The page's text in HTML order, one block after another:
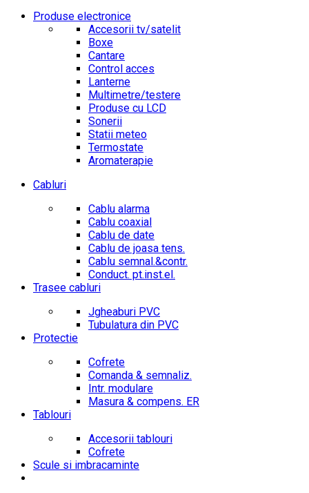
Produse electronice
Accesorii tv/satelit
Boxe
Cantare
Control acces
Lanterne
Multimetre/testere
Produse cu LCD
Sonerii
Statii meteo
Termostate
Aromaterapie
Cabluri
Cablu alarma
Cablu coaxial
Cablu de date
Cablu de joasa tens.
Cablu semnal.&contr.
Conduct. pt.inst.el.
Trasee cabluri
Jgheaburi PVC
Tubulatura din PVC
Protectie
Cofrete
Comanda & semnaliz.
Intr. modulare
Masura & compens. ER
Tablouri
Accesorii tablouri
Cofrete
Scule si imbracaminte